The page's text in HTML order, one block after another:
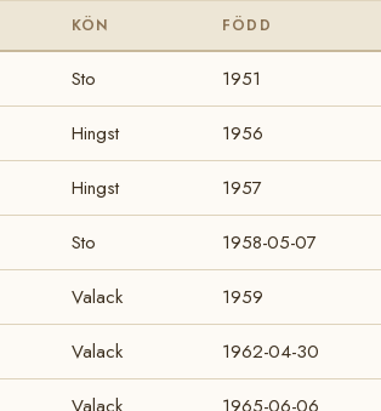
KÖN FÖDD
Sto 1951
Hingst 1956
Hingst 1957
Sto 1958-05-07
Valack 1959
Valack 1962-04-30
Valack 1965-06-06